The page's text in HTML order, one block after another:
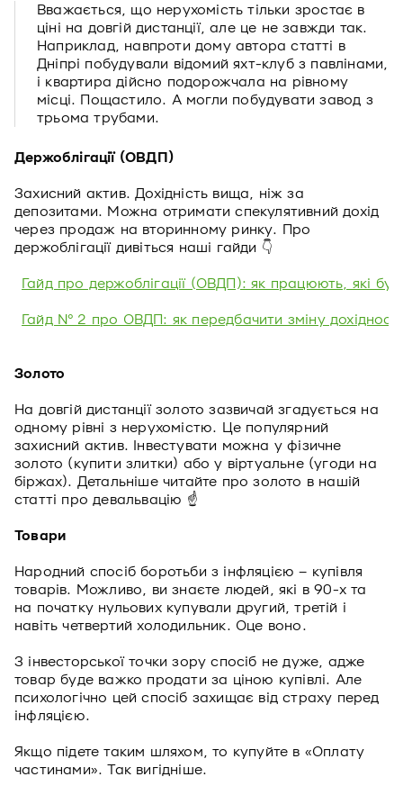
Вважається, що нерухомість тільки зростає в
ціні на довгій дистанції, але це не завжди так.
Наприклад, навпроти дому автора статті в
Дніпрі побудували відомий яхт-клуб з павлінами,
і квартира дійсно подорожчала на рівному
місці. Пощастило. А могли побудувати завод з
трьома трубами.
Держоблігації (ОВДП)
Захисний актив. Дохідність вища, ніж за
депозитами. Можна отримати спекулятивний дохід
через продаж на вторинному ринку. Про
держоблігації дивіться наші гайди 👇
Гайд про держоблігації (ОВДП): як працюють, які
Гайд № 2 про ОВДП: як передбачити зміну дохідності
Золото
На довгій дистанції золото зазвичай згадується на
одному рівні з нерухомістю. Це популярний
захисний актив. Інвестувати можна у фізичне
золото (купити злитки) або у віртуальне (угоди на
біржах). Детальніше читайте про золото в нашій
статті про девальвацію ☝
Товари
Народний спосіб боротьби з інфляцією – купівля
товарів. Можливо, ви знаєте людей, які в 90-х та
на початку нульових купували другий, третій і
навіть четвертий холодильник. Оце воно.
З інвесторської точки зору спосіб не дуже, адже
товар буде важко продати за ціною купівлі. Але
психологічно цей спосіб захищає від страху перед
інфляцією.
Якщо підете таким шляхом, то купуйте в «Оплату
частинами». Так вигідніше.